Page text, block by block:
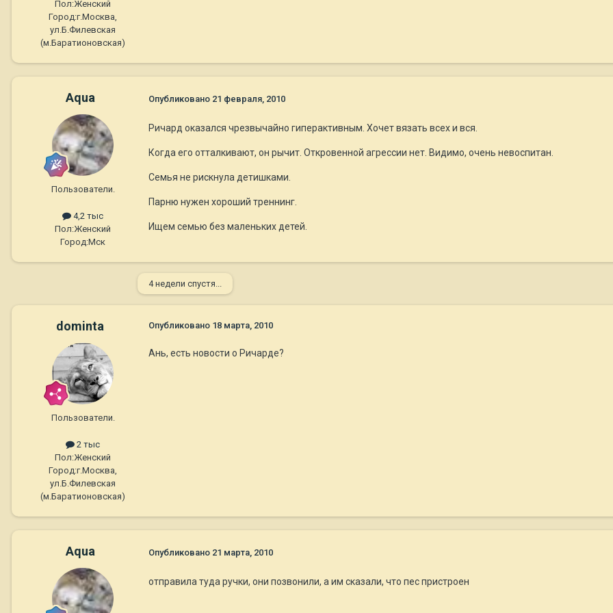
Пол:Женский
Город:г.Москва,
ул.Б.Филевская
(м.Баратионовская)
Aqua
Пользователи.
4,2 тыс
Пол:Женский
Город:Мск
Опубликовано 21 февраля, 2010
Ричард оказался чрезвычайно гиперактивным. Хочет вязать всех и вся.
Когда его отталкивают, он рычит. Откровенной агрессии нет. Видимо, очень невоспитан.
Семья не рискнула детишками.
Парню нужен хороший треннинг.
Ищем семью без маленьких детей.
4 недели спустя...
dominta
Пользователи.
2 тыс
Пол:Женский
Город:г.Москва,
ул.Б.Филевская
(м.Баратионовская)
Опубликовано 18 марта, 2010
Ань, есть новости о Ричарде?
Aqua Опубликовано 21 марта, 2010
отправила туда ручки, они позвонили, а им сказали, что пес пристроен